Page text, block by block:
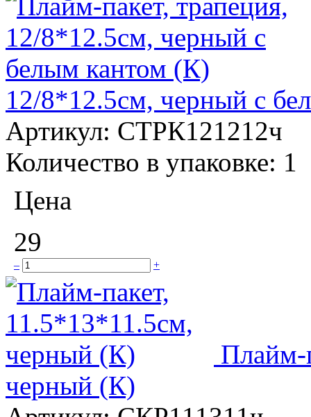
12/8*12.5см, черный с
Артикул: СТРК121212ч
Количество в упаковке: 1
Цена
29
– +
Плайм-
черный (К)